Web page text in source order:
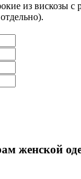
из вискозы с
женской